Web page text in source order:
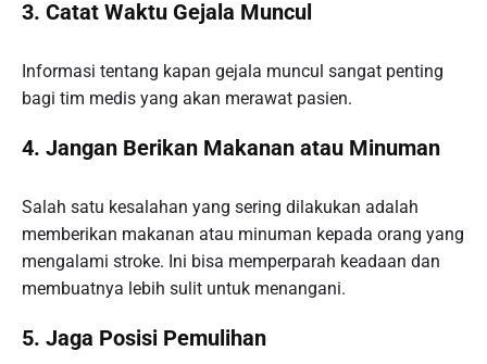
3. Catat Waktu Gejala Muncul
Informasi tentang kapan gejala muncul sangat penting
bagi tim medis yang akan merawat pasien.
4. Jangan Berikan Makanan atau Minuman
Salah satu kesalahan yang sering dilakukan adalah
memberikan makanan atau minuman kepada orang yang
mengalami stroke. Ini bisa memperparah keadaan dan
membuatnya lebih sulit untuk menangani.
5. Jaga Posisi Pemulihan